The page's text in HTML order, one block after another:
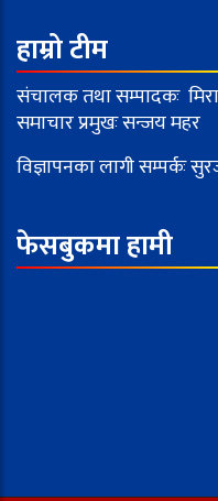
हाम्रो टीम
संचालक तथा सम्पादकः मिरा
समाचार प्रमुखः सन्जय महर
विज्ञापनका लागी सम्पर्कः
फेसबुकमा हामी